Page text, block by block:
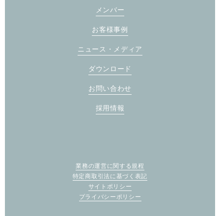
メンバー
お客様事例
ニュース・メディア
ダウンロード
お問い合わせ
採用情報
業務の運営に関する規程
特定商取引法に基づく表記
サイトポリシー
プライバシーポリシー